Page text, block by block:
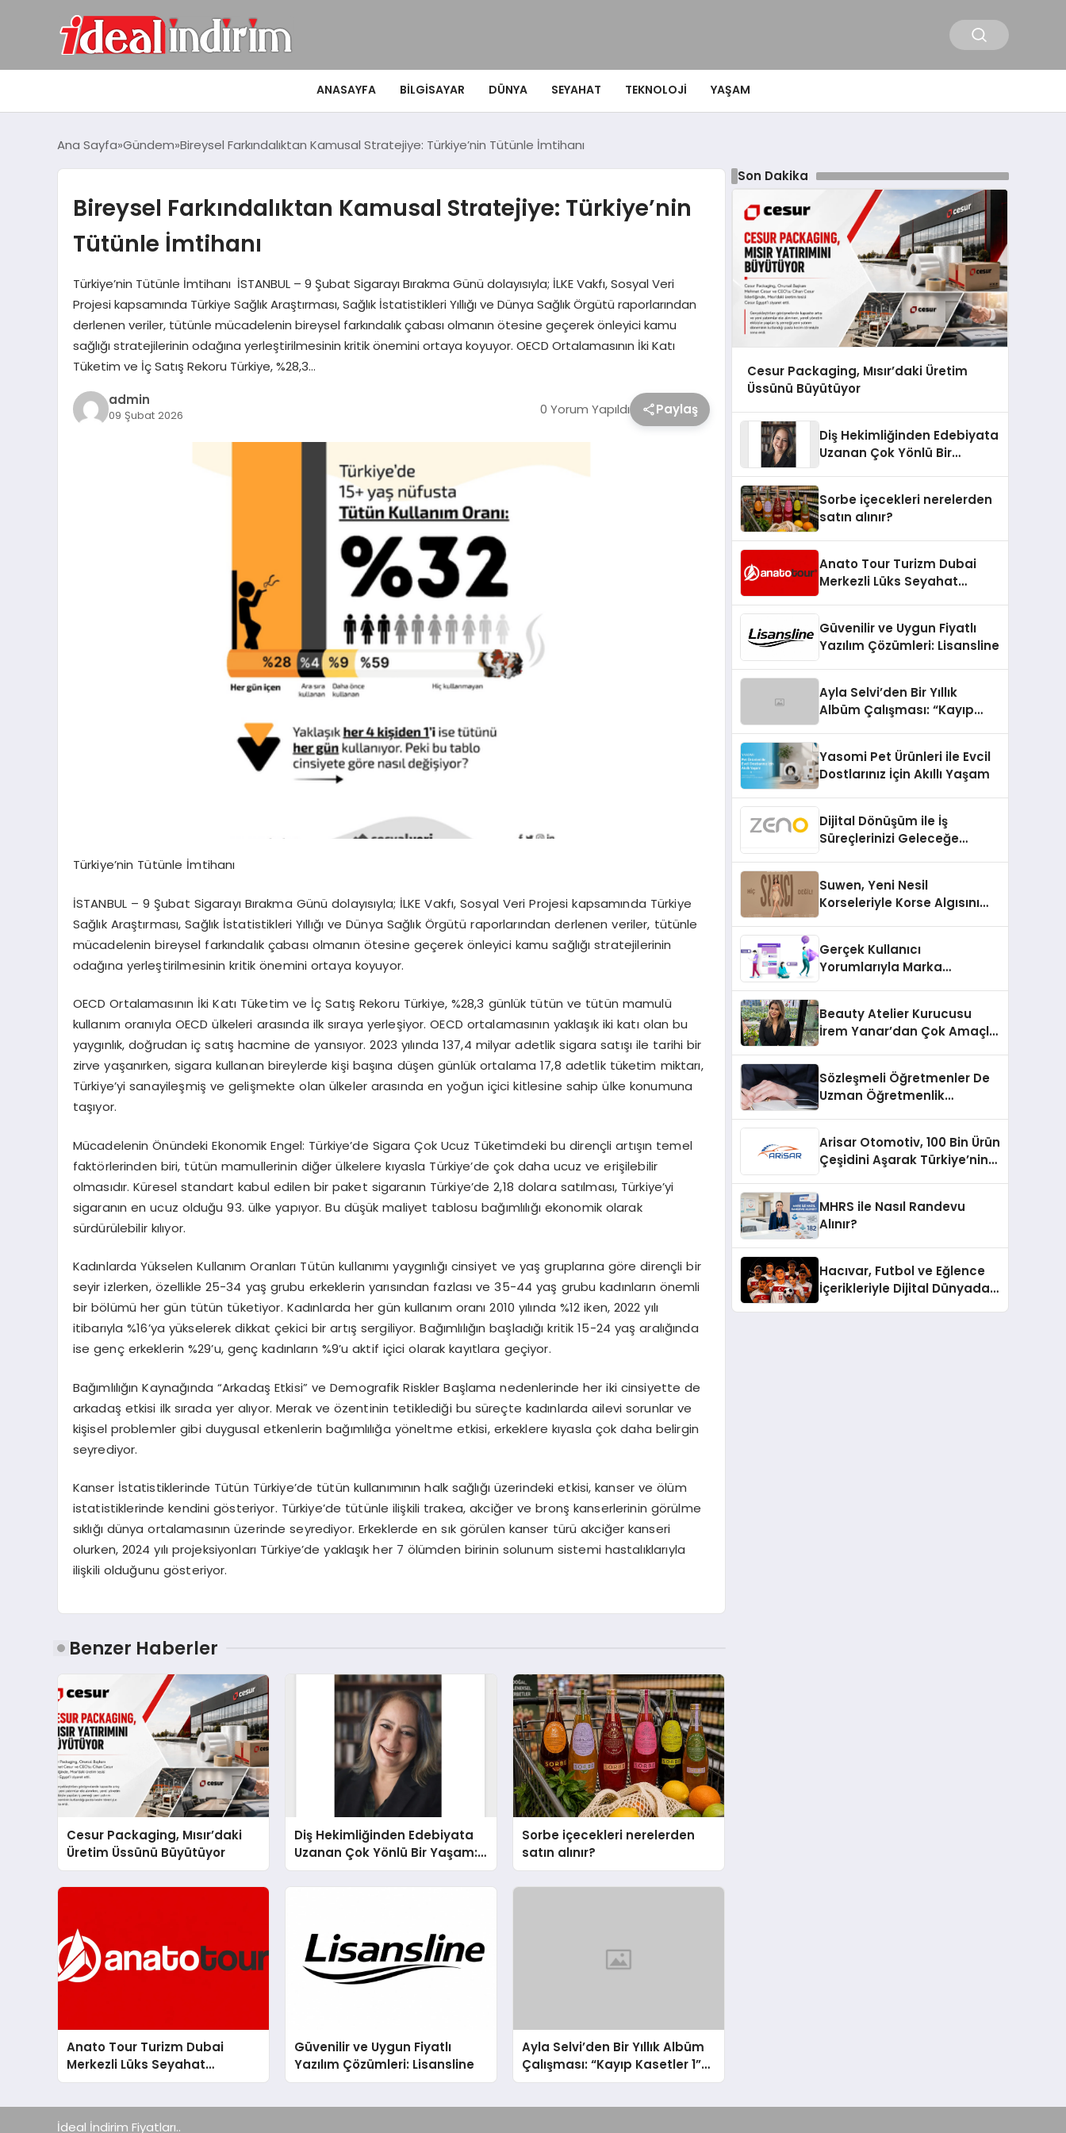
ANASAYFA BILGISAYAR DÜNYA SEYAHAT TEKNOLOJI YAŞAM
Ana Sayfa Gündem Bireysel Farkındalıktan Kamusal Stratejiye: Türkiye’nin Tütünle İmtihanı
Bireysel Farkındalıktan Kamusal Stratejiye: Türkiye’nin
Tütünle İmtihanı
Türkiye’nin Tütünle İmtihanı İSTANBUL – 9 Şubat Sigarayı Bırakma Günü dolayısıyla; İLKE Vakfı, Sosyal Veri
Projesi kapsamında Türkiye Sağlık Araştırması, Sağlık İstatistikleri Yıllığı ve Dünya Sağlık Örgütü raporlarından
derlenen veriler, tütünle mücadelenin bireysel farkındalık çabası olmanın ötesine geçerek önleyici kamu
sağlığı stratejilerinin odağına yerleştirilmesinin kritik önemini ortaya koyuyor. OECD Ortalamasının İki Katı
Tüketim ve İç Satış Rekoru Türkiye, %28,3…
admin
09 Şubat 2026 0 Yorum Yapıldı Paylaş
Türkiye’nin Tütünle İmtihanı
İSTANBUL– 9 Şubat Sigarayı Bırakma Günü dolayısıyla; İLKE Vakfı, Sosyal Veri Projesi kapsamında Türkiye
Sağlık Araştırması, Sağlık İstatistikleri Yıllığı ve Dünya Sağlık Örgütü raporlarından derlenen veriler, tütünle
mücadelenin bireysel farkındalık çabası olmanın ötesine geçerek önleyici kamu sağlığı stratejilerinin
odağına yerleştirilmesinin kritik önemini ortaya koyuyor.
OECD Ortalamasının İki Katı Tüketim ve İç Satış Rekoru Türkiye, %28,3 günlük tütün ve tütün mamulü
kullanım oranıyla OECD ülkeleri arasında ilk sıraya yerleşiyor. OECD ortalamasının yaklaşık iki katı olan bu
yaygınlık, doğrudan iç satış hacmine de yansıyor. 2023 yılında 137,4 milyar adetlik sigara satışı ile tarihi bir
zirve yaşanırken, sigara kullanan bireylerde kişi başına düşen günlük ortalama 17,8 adetlik tüketim miktarı,
Türkiye’yi sanayileşmiş ve gelişmekte olan ülkeler arasında en yoğun içici kitlesine sahip ülke konumuna
taşıyor.
Mücadelenin Önündeki Ekonomik Engel: Türkiye’de Sigara Çok Ucuz Tüketimdeki bu dirençli artışın temel
faktörlerinden biri, tütün mamullerinin diğer ülkelere kıyasla Türkiye’de çok daha ucuz ve erişilebilir
olmasıdır. Küresel standart kabul edilen bir paket sigaranın Türkiye’de 2,18 dolara satılması, Türkiye’yi
sigaranın en ucuz olduğu 93. ülke yapıyor. Bu düşük maliyet tablosu bağımlılığı ekonomik olarak
sürdürülebilir kılıyor.
Kadınlarda Yükselen Kullanım Oranları Tütün kullanımı yaygınlığı cinsiyet ve yaş gruplarına göre dirençli bir
seyir izlerken, özellikle 25-34 yaş grubu erkeklerin yarısından fazlası ve 35-44 yaş grubu kadınların önemli
bir bölümü her gün tütün tüketiyor. Kadınlarda her gün kullanım oranı 2010 yılında %12 iken, 2022 yılı
itibarıyla %16’ya yükselerek dikkat çekici bir artış sergiliyor. Bağımlılığın başladığı kritik 15-24 yaş aralığında
ise genç erkeklerin %29’u, genç kadınların %9’u aktif içici olarak kayıtlara geçiyor.
Bağımlılığın Kaynağında “Arkadaş Etkisi” ve Demografik Riskler Başlama nedenlerinde her iki cinsiyette de
arkadaş etkisi ilk sırada yer alıyor. Merak ve özentinin tetiklediği bu süreçte kadınlarda ailevi sorunlar ve
kişisel problemler gibi duygusal etkenlerin bağımlılığa yöneltme etkisi, erkeklere kıyasla çok daha belirgin
seyrediyor.
Kanser İstatistiklerinde Tütün Türkiye’de tütün kullanımının halk sağlığı üzerindeki etkisi, kanser ve ölüm
istatistiklerinde kendini gösteriyor. Türkiye’de tütünle ilişkili trakea, akciğer ve bronş kanserlerinin görülme
sıklığı dünya ortalamasının üzerinde seyrediyor. Erkeklerde en sık görülen kanser türü akciğer kanseri
olurken, 2024 yılı projeksiyonları Türkiye’de yaklaşık her 7 ölümden birinin solunum sistemi hastalıklarıyla
ilişkili olduğunu gösteriyor.
Benzer Haberler
Cesur Packaging, Mısır’daki
Üretim Üssünü Büyütüyor
Diş Hekimliğinden Edebiyata
Uzanan Çok Yönlü Bir Yaşam:
Yeşim Şahin Yaman
Sorbe içecekleri nerelerden
satın alınır?
Anato Tour Turizm Dubai
Merkezli Lüks Seyahat
Hizmetleriyle Küresel
Güvenilir ve Uygun Fiyatlı
Yazılım Çözümleri: Lisansline
Ayla Selvi’den Bir Yıllık Albüm
Çalışması: “Kayıp Kasetler 1”
31 Temmuz’da Çıktı
Son Dakika
Cesur Packaging, Mısır’daki Üretim
Üssünü Büyütüyor
Diş Hekimliğinden Edebiyata
Uzanan Çok Yönlü Bir
Sorbe içecekleri nerelerden
satın alınır?
Anato Tour Turizm Dubai
Merkezli Lüks Seyahat
Güvenilir ve Uygun Fiyatlı
Yazılım Çözümleri: Lisansline
Ayla Selvi’den Bir Yıllık
Albüm Çalışması: “Kayıp
Yasomi Pet Ürünleri ile Evcil
Dostlarınız İçin Akıllı Yaşam
Dijital Dönüşüm ile İş
Süreçlerinizi Geleceğe
Suwen, Yeni Nesil
Korseleriyle Korse Algısını
Gerçek Kullanıcı
Yorumlarıyla Marka
Beauty Atelier Kurucusu
İrem Yanar’dan Çok Amaçlı
Sözleşmeli Öğretmenler De
Uzman Öğretmenlik
Arisar Otomotiv, 100 Bin Ürün
Çeşidini Aşarak Türkiye’nin
Platformlarından Biri Oldu
MHRS ile Nasıl Randevu
Alınır?
Hacıvar, Futbol ve Eğlence
İçerikleriyle Dijital Dünyada
İdeal İndirim Fiyatları..